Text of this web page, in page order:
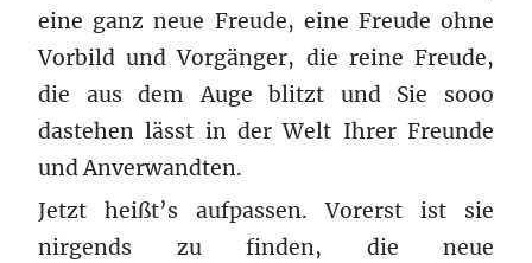
eine ganz neue Freude, eine Freude ohne
Vorbild und Vorgänger, die reine Freude,
die aus dem Auge blitzt und Sie sooo
dastehen lässt in der Welt Ihrer Freunde
und Anverwandten.
Jetzt heißt’s aufpassen. Vorerst ist sie
nirgends zu finden, die neue